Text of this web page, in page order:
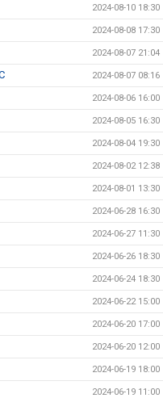
2024-08-10 18:30
2024-08-08 17:30
2024-08-07 21:04
2024-08-07 08:16
2024-08-06 16:00
2024-08-05 16:30
2024-08-04 19:30
2024-08-02 12:38
2024-08-01 13:30
2024-06-28 16:30
2024-06-27 11:30
2024-06-26 18:30
2024-06-24 18:30
2024-06-22 15:00
2024-06-20 17:00
2024-06-20 12:00
2024-06-19 18:00
2024-06-19 11:00